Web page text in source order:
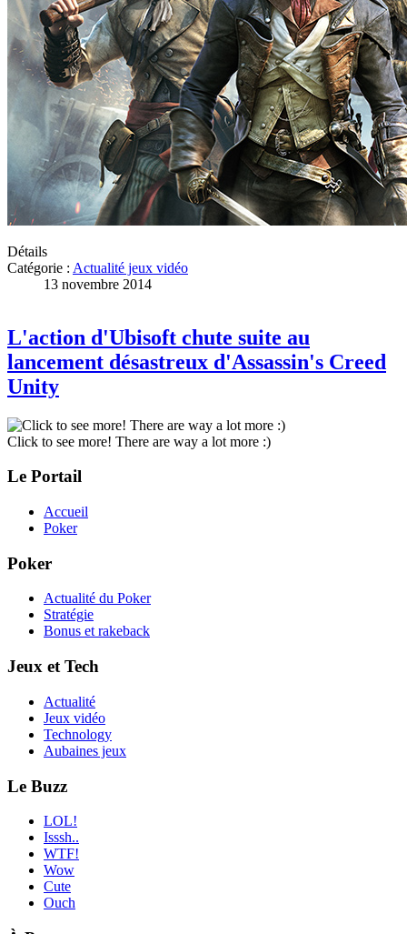
Détails
Catégorie : Actualité jeux vidéo
13 novembre 2014
L'action d'Ubisoft chute suite au
lancement désastreux d'Assassin's Creed
Unity
Click to see more! There are way a lot more :)
Le Portail
Accueil
Poker
Poker
Actualité du Poker
Stratégie
Bonus et rakeback
Jeux et Tech
Actualité
Jeux vidéo
Technology
Aubaines jeux
Le Buzz
LOL!
Isssh..
WTF!
Wow
Cute
Ouch